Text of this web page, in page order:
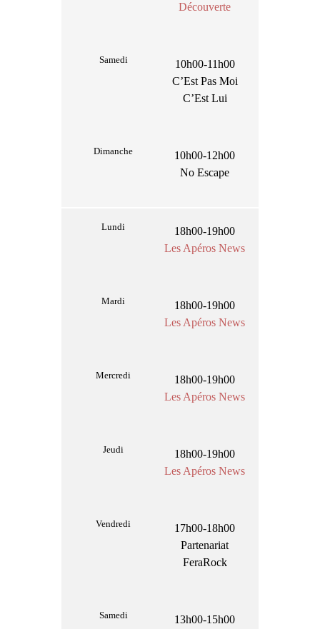
Découverte
Samedi
10h00-11h00
C’Est Pas Moi
C’Est Lui
Dimanche
10h00-12h00
No Escape
Lundi
18h00-19h00
Les Apéros News
Mardi
18h00-19h00
Les Apéros News
Mercredi
18h00-19h00
Les Apéros News
Jeudi
18h00-19h00
Les Apéros News
Vendredi
17h00-18h00
Partenariat
FeraRock
Samedi 13h00-15h00